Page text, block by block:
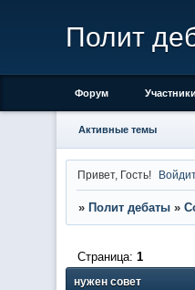
Полит
Форум Участники
Активные темы
Привет, Гость!
» Полит дебаты »
нужен совет
Страница: 1